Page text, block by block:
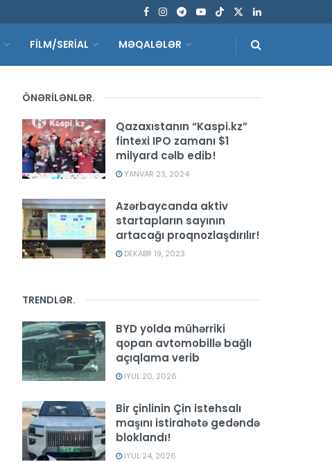
FİLM/SERİAL MƏQALƏLƏR
ÖNƏRİLƏNLƏR.
Qazaxıstanın “Kaspi.kz”
fintexi IPO zamanı $1
milyard cəlb edib!
YANVAR 23, 2024
Azərbaycanda aktiv
startapların sayının
artacağı proqnozlaşdırılır!
DEKABR 19, 2023
TRENDLƏR.
BYD yolda mühərriki
qopan avtomobillə bağlı
açıqlama verib
İYUL 20, 2026
Bir çinlinin Çin istehsalı
maşını istirahətə gedəndə
bloklandı!
İYUL 24, 2026